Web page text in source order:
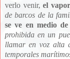
verlo venir,el
de barcos de la
se ve en medio
prohibida en un
llamar en voz alta
temporales